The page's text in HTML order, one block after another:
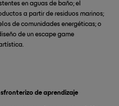
en aguas de baño; el
a partir de residuos marinos;
de comunidades energéticas; o
de un escape game
de aprendizaje